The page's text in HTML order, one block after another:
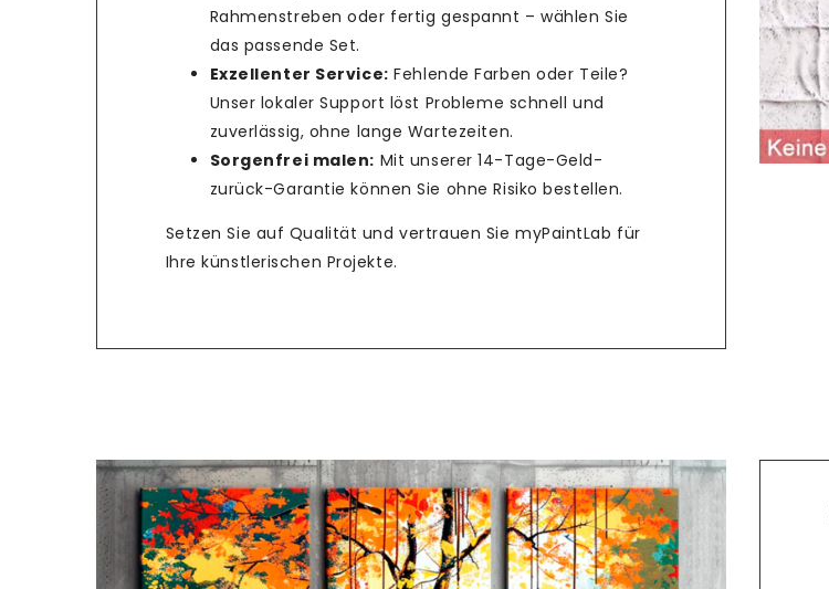
Rahmenstreben oder fertig gespannt – wählen Sie
das passende Set.
Exzellenter Service: Fehlende Farben oder Teile?
Unser lokaler Support löst Probleme schnell und
zuverlässig, ohne lange Wartezeiten.
Sorgenfrei malen: Mit unserer 14-Tage-Geld-
zurück-Garantie können Sie ohne Risiko bestellen.
Setzen Sie auf Qualität und vertrauen Sie myPaintLab für
Ihre künstlerischen Projekte.